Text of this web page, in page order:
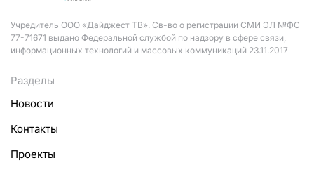
Учредитель ООО «Дайджест ТВ». Св-во о регистрации СМИ ЭЛ №ФС
77-71671 выдано Федеральной службой по надзору в сфере связи,
информационных технологий и массовых коммуникаций 23.11.2017
Разделы
Новости
Контакты
Проекты